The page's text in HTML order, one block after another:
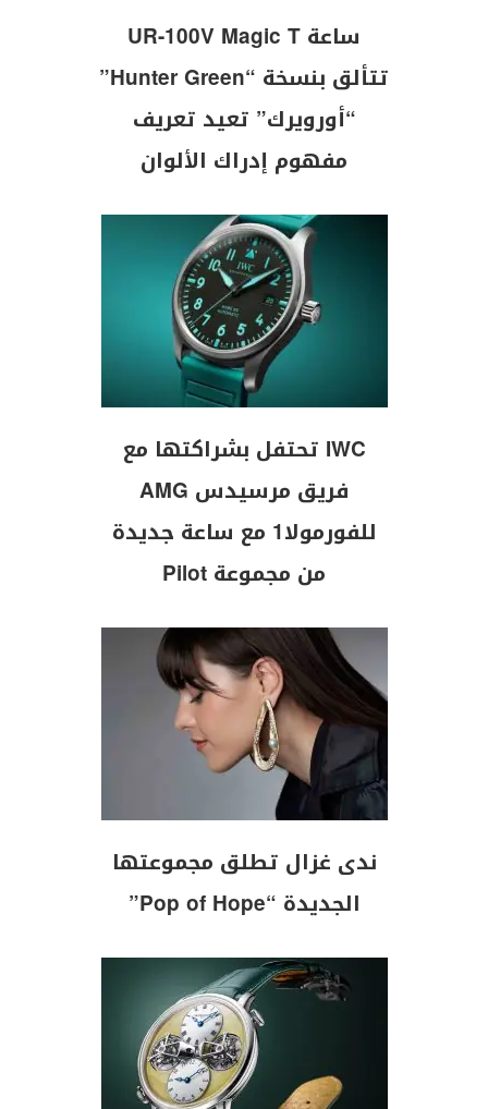
ساعة UR-100V Magic T
تتألق بنسخة “Hunter Green”
“أورويرك” تعيد تعريف
مفهوم إدراك الألوان
IWC تحتفل بشراكتها مع
فريق مرسيدس AMG
للفورمولا1 مع ساعة جديدة
من مجموعة Pilot
ندى غزال تطلق مجموعتها
الجديدة “Pop of Hope”